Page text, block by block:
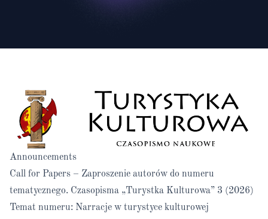
Announcements
Call for Papers – Zaproszenie autorów do numeru
tematycznego. Czasopisma „Turystka Kulturowa” 3 (2026)
Temat numeru: Narracje w turystyce kulturowej